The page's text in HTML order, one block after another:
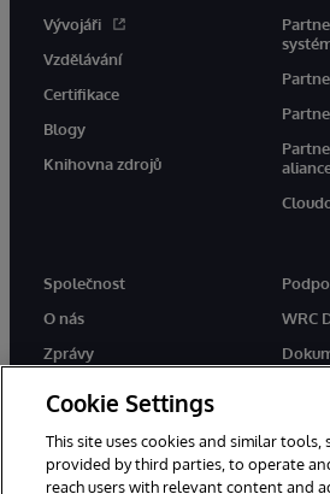
Vývojáři
Vzdělávání
Certifikace
Blogy
Knihovna zdrojů
Společnost
O nás
Zprávy
WRC
Cookie Settings
This site uses cookies and similar tools,
provided by third parties, to operate
reach users with relevant content and